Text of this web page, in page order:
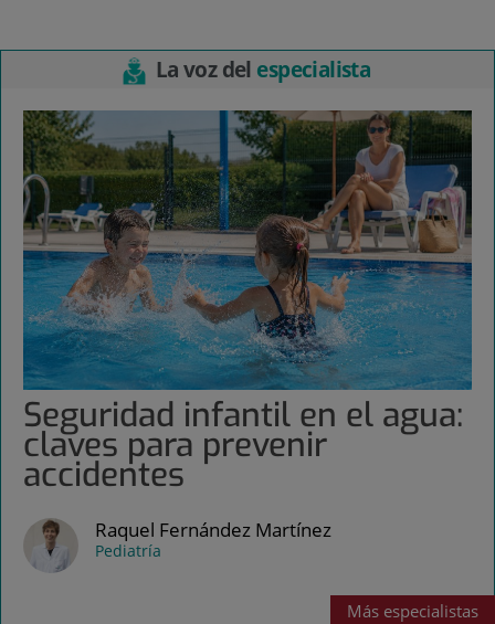
La voz del especialista
Seguridad infantil en el agua:
claves para prevenir
accidentes
Raquel Fernández Martínez
Pediatría
Más especialistas